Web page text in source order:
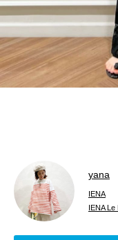
yana
IENA
IENA